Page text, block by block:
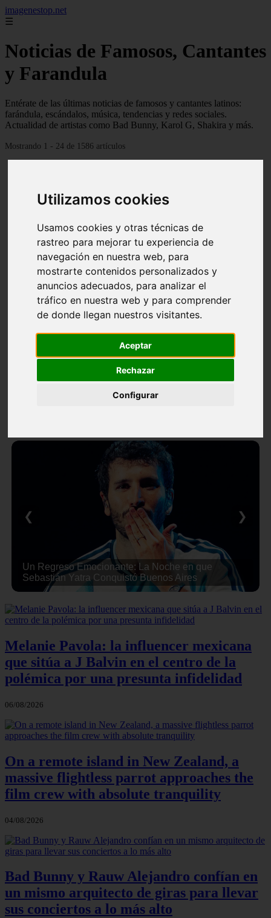
Utilizamos cookies
Usamos cookies y otras técnicas de
rastreo para mejorar tu experiencia de
navegación en nuestra web, para
mostrarte contenidos personalizados y
anuncios adecuados, para analizar el
tráfico en nuestra web y para comprender
de donde llegan nuestros visitantes.
Aceptar
Rechazar
Configurar
imagenestop.net
☰
Noticias de Famosos, Cantantes
y Farandula
Entérate de las últimas noticias de famosos y cantantes latinos:
farándula, escándalos, música, tendencias y redes sociales.
Actualidad de artistas como Bad Bunny, Karol G, Shakira y más.
Mostrando 1 - 24 de 1586 artículos
Un Regreso Emocionante: La Noche en que
Sebastián Yatra Conquistó Buenos Aires
❮ ❯
Melanie Pavola: la influencer mexicana
que sitúa a J Balvin en el centro de la
polémica por una presunta infidelidad
06/08/2026
On a remote island in New Zealand, a
massive flightless parrot approaches the
film crew with absolute tranquility
04/08/2026
Bad Bunny y Rauw Alejandro confían en
un mismo arquitecto de giras para llevar
sus conciertos a lo más alto